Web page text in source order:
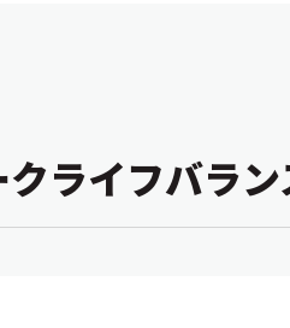
ライフバラン